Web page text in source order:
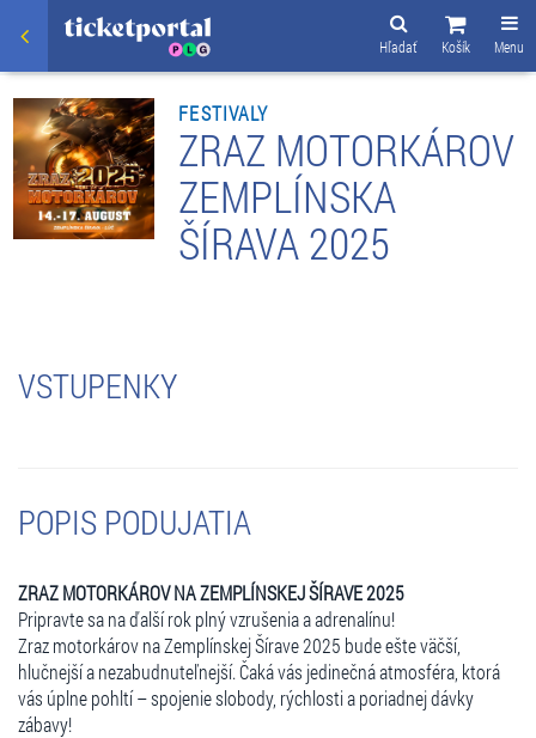
Menu
Košík
Hľadať
FESTIVALY
ZRAZ MOTORKÁROV
ZEMPLÍNSKA
ŠÍRAVA 2025
VSTUPENKY
POPIS PODUJATIA
ZRAZ MOTORKÁROV NA ZEMPLÍNSKEJ ŠÍRAVE 2025
Pripravte sa na ďalší rok plný vzrušenia a adrenalínu!
Zraz motorkárov na Zemplínskej Šírave 2025 bude ešte väčší,
hlučnejší a nezabudnuteľnejší. Čaká vás jedinečná atmosféra, ktorá
vás úplne pohltí – spojenie slobody, rýchlosti a poriadnej dávky
zábavy!